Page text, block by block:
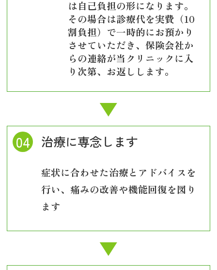
は自己負担の形になります。
その場合は診療代を実費（10
割負担）で一時的にお預かり
させていただき、保険会社か
らの連絡が当クリニックに入
り次第、お返しします。
治療に専念します
症状に合わせた治療とアドバイスを
行い、痛みの改善や機能回復を図り
ます